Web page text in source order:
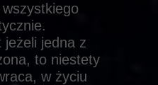
jeżeli jedna z
to niestety
w życiu